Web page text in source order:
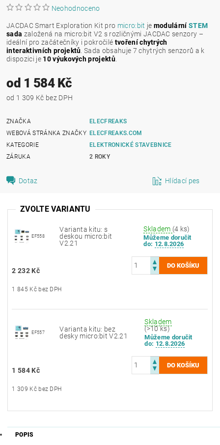
Neohodnoceno
JACDAC Smart Exploration Kit pro micro:bit je modulárníSTEM
sada založená na micro:bit V2 s rozličnými JACDAC senzory –
ideální pro začátečníky i pokročilé tvoření chytrých
interaktivních projektů . Sada obsahuje 7 chytrých senzorů a k
dispozici je 10 výukových projektů
od 1 584 Kč
od 1 309 Kč bez DPH
ZNAČKA
ELECFREAKS
WEBOVÁ STRÁNKA ZNAČKY ELECFREAKS.COM
KATEGORIE
ELEKTRONICKÉ STAVEBNICE
ZÁRUKA
2 ROKY
Dotaz Hlídací pes
ZVOLTE VARIANTU
EF558
Varianta kitu: s
deskou micro:bit
V2.21
Skladem (4 ks)
Můžeme doručit
do: 12.8.2026
2 232 Kč
1 845 Kč bez DPH
EF557
Varianta kitu: bez
desky micro:bit V2.21
Skladem
(>10 ks)
Můžeme doručit
do: 12.8.2026
1 584 Kč
1 309 Kč bez DPH
POPIS